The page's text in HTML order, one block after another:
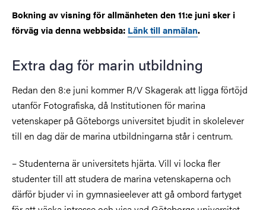
Bokning av visning för allmänheten den 11:e juni sker i
förväg via denna webbsida: Länk till anmälan.
Extra dag för marin utbildning
Redan den 8:e juni kommer R/V Skagerak att ligga förtöjd
utanför Fotografiska, då Institutionen för marina
vetenskaper på Göteborgs universitet bjudit in skolelever
till en dag där de marina utbildningarna står i centrum.
– Studenterna är universitets hjärta. Vill vi locka fler
studenter till att studera de marina vetenskaperna och
därför bjuder vi in gymnasieelever att gå ombord fartyget